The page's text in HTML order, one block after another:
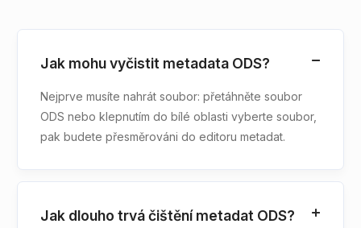
Jak mohu vyčistit metadata ODS?
Nejprve musíte nahrát soubor: přetáhněte soubor
ODS nebo klepnutím do bílé oblasti vyberte soubor,
pak budete přesměrováni do editoru metadat.
Jak dlouho trvá čištění metadat ODS?